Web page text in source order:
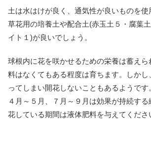
土は水はけが良く、通気性が良いものを使
草花用の培養土や配合土(赤玉土５・腐葉
イト１)が良いでしょう。
球根内に花を咲かせるための栄養は蓄え
料はなくてもある程度は育ちます。しかし
ってしまい開花しないこともあるようです
４月～５月、７月～９月は効果が持続する
花している期間は液体肥料を与えてくださ